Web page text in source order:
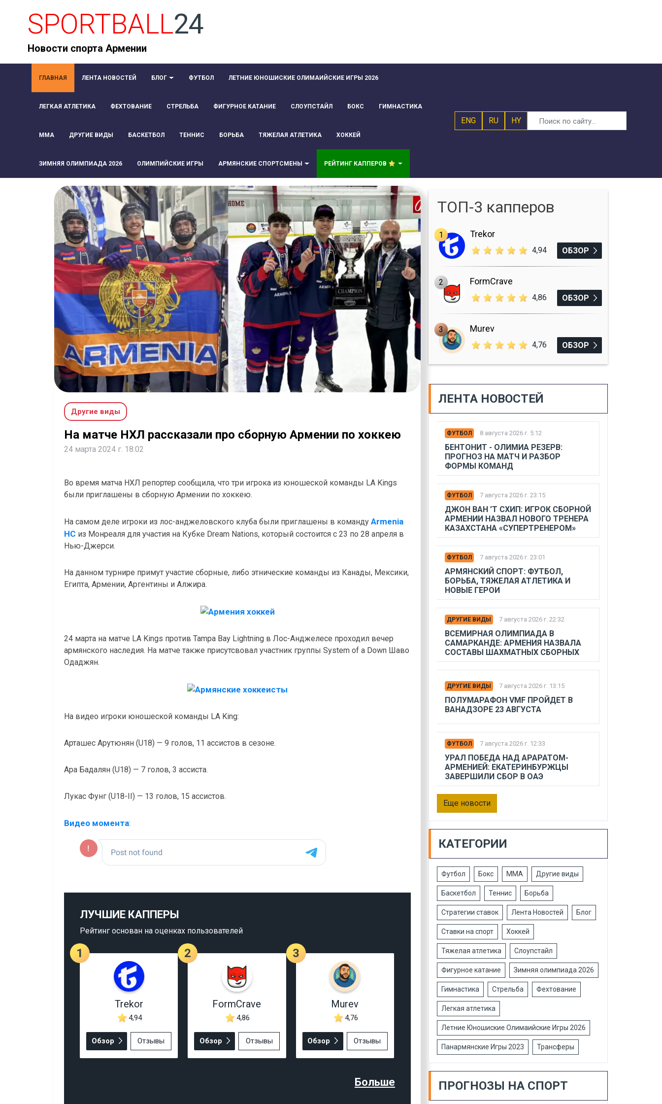
SPORTBALL24
Новости спорта Армении
ГЛАВНАЯ ЛЕНТА НОВОСТЕЙ БЛОГ ФУТБОЛ ЛЕТНИЕ ЮНОШИСКИЕ ОЛИМАИЙСКИЕ ИГРЫ 2026
ЛЕГКАЯ АТЛЕТИКА ФЕХТОВАНИЕ СТРЕЛЬБА ФИГУРНОЕ КАТАНИЕ СЛОУПСТАЙЛ БОКС ГИМНАСТИКА
ММА ДРУГИЕ ВИДЫ БАСКЕТБОЛ ТЕННИС БОРЬБА ТЯЖЕЛАЯ АТЛЕТИКА ХОККЕЙ
ЗИМНЯЯ ОЛИМПИАДА 2026 ОЛИМПИЙСКИЕ ИГРЫ АРМЯНСКИЕ СПОРТСМЕНЫ РЕЙТИНГ КАППЕРОВ
ENG RU HY
Другие виды
На матче НХЛ рассказали про сборную Армении по хоккею
24 марта 2024 г. 18:02
Во время матча НХЛ репортер сообщила, что три игрока из юношеской команды LA Kings
были приглашены в сборную Армении по хоккею.
На самом деле игроки из лос-анджеловского клуба были приглашены в команду Armenia
HC из Монреаля для участия на Кубке Dream Nations, который состоится с 23 по 28 апреля в
Нью-Джерси.
На данном турнире примут участие сборные, либо этнические команды из Канады, Мексики,
Египта, Армении, Аргентины и Алжира.
24 марта на матче LA Kings против Tampa Bay Lightning в Лос-Анджелесе проходил вечер
армянского наследия. На матче также присутсвовал участник группы System of a Down Шаво
Одаджян.
На видео игроки юношеской команды LA King:
Арташес Арутюнян (U18) — 9 голов, 11 ассистов в сезоне.
Ара Бадалян (U18) — 7 голов, 3 ассиста.
Лукас Фунг (U18-II) — 13 голов, 15 ассистов.
Видео момента:
ЛУЧШИЕ КАППЕРЫ
Рейтинг основан на оценках пользователей
1
Trekor
4,94
Обзор Отзывы
2
FormCrave
4,86
Обзор Отзывы
3
Murev
4,76
Обзор Отзывы
Больше
ТОП-3 капперов
1 Trekor
4,94 ОБЗОР
2 FormCrave
4,86 ОБЗОР
3 Murev
4,76 ОБЗОР
ЛЕНТА НОВОСТЕЙ
ФУТБОЛ 8 августа 2026 г. 5:12
БЕНТОНИТ - ОЛИМИА РЕЗЕРВ:
ПРОГНОЗ НА МАТЧ И РАЗБОР
ФОРМЫ КОМАНД
ФУТБОЛ 7 августа 2026 г. 23:15
ДЖОН ВАН ’Т СХИП: ИГРОК СБОРНОЙ
АРМЕНИИ НАЗВАЛ НОВОГО ТРЕНЕРА
КАЗАХСТАНА «СУПЕРТРЕНЕРОМ»
ФУТБОЛ 7 августа 2026 г. 23:01
АРМЯНСКИЙ СПОРТ: ФУТБОЛ,
БОРЬБА, ТЯЖЕЛАЯ АТЛЕТИКА И
НОВЫЕ ГЕРОИ
ДРУГИЕ ВИДЫ 7 августа 2026 г. 22:32
ВСЕМИРНАЯ ОЛИМПИАДА В
САМАРКАНДЕ: АРМЕНИЯ НАЗВАЛА
СОСТАВЫ ШАХМАТНЫХ СБОРНЫХ
ДРУГИЕ ВИДЫ 7 августа 2026 г. 13:15
ПОЛУМАРАФОН VMF ПРОЙДЕТ В
ВАНАДЗОРЕ 23 АВГУСТА
ФУТБОЛ 7 августа 2026 г. 12:33
УРАЛ ПОБЕДА НАД АРАРАТОМ-
АРМЕНИЕЙ: ЕКАТЕРИНБУРЖЦЫ
ЗАВЕРШИЛИ СБОР В ОАЭ
Еще новости
КАТЕГОРИИ
Футбол Бокс ММА Другие виды
Баскетбол Теннис Борьба
Стратегии ставок Лента Новостей Блог
Ставки на спорт Хоккей
Тяжелая атлетика Слоупстайл
Фигурное катание Зимняя олимпиада 2026
Гимнастика Стрельба Фехтование
Легкая атлетика
Летние Юношиские Олимаийские Игры 2026
Панармянские Игры 2023 Трансферы
ПРОГНОЗЫ НА СПОРТ